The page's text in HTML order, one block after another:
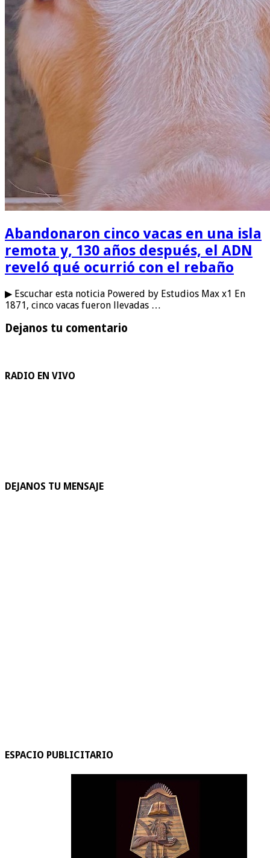
Abandonaron cinco vacas en una isla
remota y, 130 años después, el ADN
reveló qué ocurrió con el rebaño
▶ Escuchar esta noticia Powered by Estudios Max x1 En
1871, cinco vacas fueron llevadas …
Dejanos tu comentario
RADIO EN VIVO
DEJANOS TU MENSAJE
ESPACIO PUBLICITARIO